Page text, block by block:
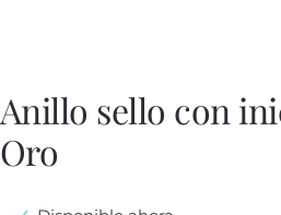
Anillo sello con
Oro